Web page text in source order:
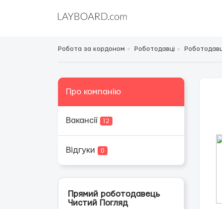
Робота за кордоном Роботодавці
Про компанію
Вакансії 12
Відгуки 0
Прямий роботодавець
Чистий Погляд